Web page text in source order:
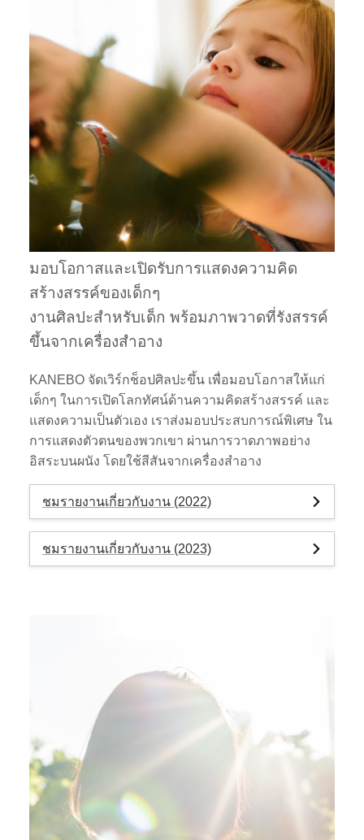
มอบโอกาสและเปิดรับการแสดงความคิด
สร้างสรรค์ของเด็กๆ
งานศิลปะสำหรับเด็ก พร้อมภาพวาดที่รังสรรค์
ขึ้นจากเครื่องสำอาง
KANEBO จัดเวิร์กช็อปศิลปะขึ้น เพื่อมอบโอกาสให้แก่
เด็กๆ ในการเปิดโลกทัศน์ด้านความคิดสร้างสรรค์ และ
แสดงความเป็นตัวเอง เราส่งมอบประสบการณ์พิเศษ ใน
การแสดงตัวตนของพวกเขา ผ่านการวาดภาพอย่าง
อิสระบนผนัง โดยใช้สีสันจากเครื่องสำอาง
ชมรายงานเกี่ยวกับงาน (2022)
ชมรายงานเกี่ยวกับงาน (2023)